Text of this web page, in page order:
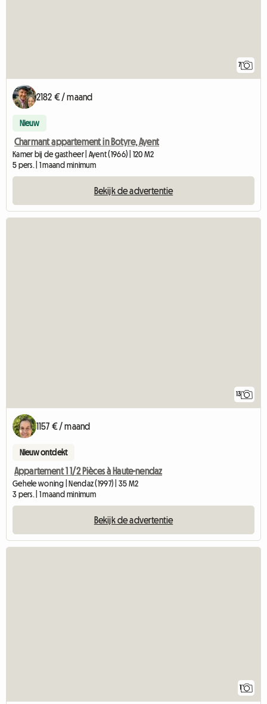
7
2182 € / maand
Nieuw
Charmant appartement in Botyre, Ayent
Kamer bij de gastheer | Ayent (1966) | 120 M2
5 pers. | 1 maand minimum
Bekijk de advertentie
13
1157 € / maand
Nieuw ontdekt
Appartement 1 1/2 Pièces à Haute-nendaz
Gehele woning | Nendaz (1997) | 35 M2
3 pers. | 1 maand minimum
Bekijk de advertentie
1